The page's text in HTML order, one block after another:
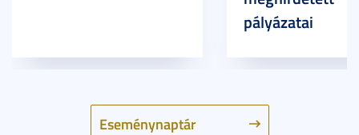
Eseménynaptár
pályázatai